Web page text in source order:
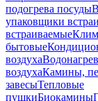
подогрева посуды
упаковщики
встраиваемые
бытовые
воздуха
воздухаКамины,
завесыТепловые
пушкиБиокамины